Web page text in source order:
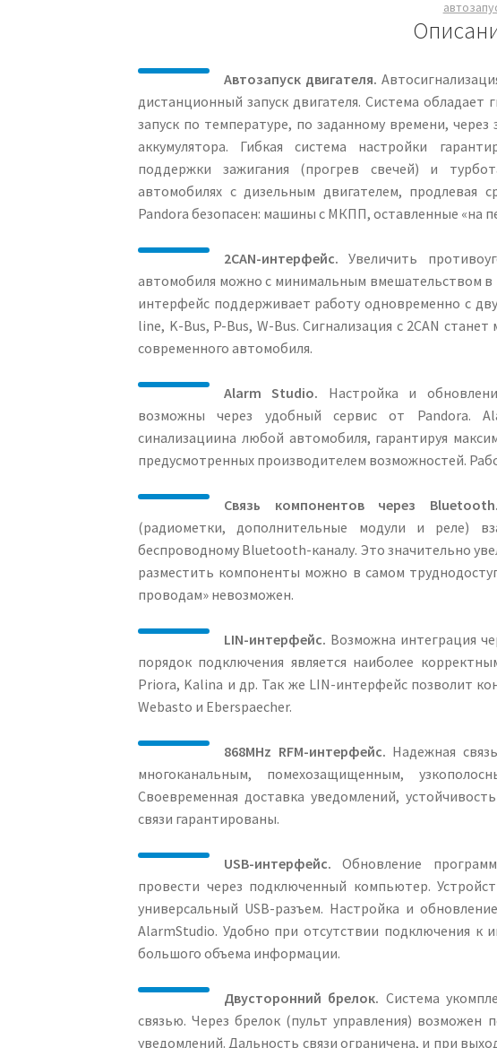
Автозапуск двигателя.
дистанционный запуск двигателя. Система обладает
запуск по температуре, по заданному времени,
аккумулятора. Гибкая система настройки
поддержки зажигания (прогрев свечей) и
автомобилях с дизельным двигателем, продлевая
Pandora безопасен: машины с МКПП, оставленные «на
2CAN-интерфейс. Увеличить
автомобиля можно с минимальным вмешательством
интерфейс поддерживает работу одновременно с
line, K-Bus, P-Bus, W-Bus. Сигнализация с 2CAN
современного автомобиля.
Alarm Studio. Настройка и
возможны через удобный сервис от Pandora.
синализациина любой автомобиля, гарантируя
предусмотренных производителем возможностей.
Связь компонентов через Bluetooth.
(радиометки, дополнительные модули и реле)
беспроводному Bluetooth-каналу. Это значительно
разместить компоненты можно в самом
проводам» невозможен.
LIN-интерфейс. Возможна интеграция
порядок подключения является наиболее
Priora, Kalina и др. Так же LIN-интерфейс позволит
Webasto и Eberspaecher.
868MHz RFM-интерфейс. Надежная
многоканальным, помехозащищенным,
Своевременная доставка уведомлений,
связи гарантированы.
USB-интерфейс. Обновление
провести через подключенный компьютер.
универсальный USB-разъем. Настройка и
AlarmStudio. Удобно при отсутствии подключения к
большого объема информации.
Двусторонний брелок. Система
связью. Через брелок (пульт управления) возможен
уведомлений. Дальность связи ограничена, и при